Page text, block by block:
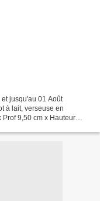
jusqu'au 01 Août
à lait, verseuse en
9,50 cm x Hauteur